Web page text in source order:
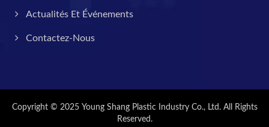
Actualités Et Événements
Contactez-Nous
Copyright © 2025 Young Shang Plastic Industry Co., Ltd.All Rights
Reserved.